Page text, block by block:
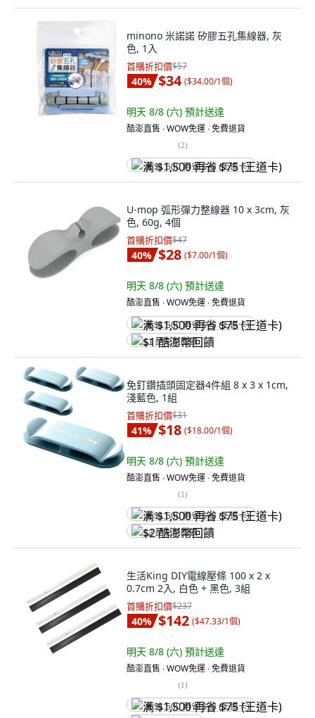
minono 米諾諾 矽膠五孔集線器, 灰
色, 1入
首購折扣價$57
40% $34 ($34.00/1個)
明天 8/8 (六) 預計送達
酷澎直售 ∙ WOW免運 ∙ 免費退貨
(2)
满 $1,500 再省 $75 (王道卡)
U-mop 弧形彈力整線器 10 x 3cm, 灰
色, 60g, 4個
首購折扣價$47
40% $28 ($7.00/1個)
明天 8/8 (六) 預計送達
酷澎直售 ∙ WOW免運 ∙ 免費退貨
满 $1,500 再省 $75 (王道卡)
$1 酷澎幣回饋
免釘鑽插頭固定器4件組 8 x 3 x 1cm,
淺藍色, 1組
首購折扣價$31
41% $18 ($18.00/1個)
明天 8/8 (六) 預計送達
酷澎直售 ∙ WOW免運 ∙ 免費退貨
(1)
满 $1,500 再省 $75 (王道卡)
$2 酷澎幣回饋
生活King DIY電線壓條 100 x 2 x
0.7cm 2入, 白色 + 黑色, 3組
首購折扣價$237
40% $142 ($47.33/1個)
明天 8/8 (六) 預計送達
酷澎直售 ∙ WOW免運 ∙ 免費退貨
(1)
满 $1,500 再省 $75 (王道卡)